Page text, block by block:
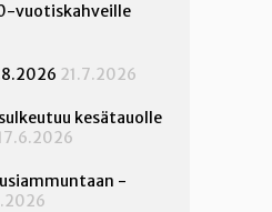
vuotiskahveille
21.7.2026
kesätauolle
-